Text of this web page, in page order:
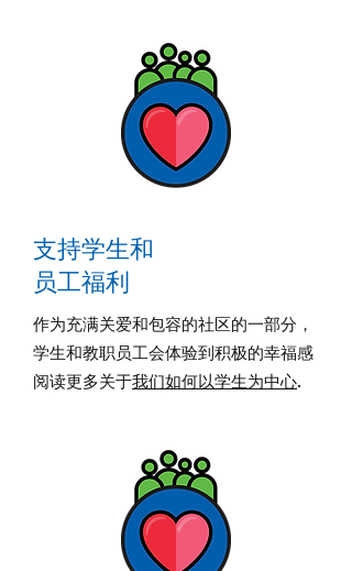
支持学生和
员工福利
作为充满关爱和包容的社区的一部分，
学生和教职员工会体验到积极的幸福感
阅读更多关于我们如何以学生为中心.